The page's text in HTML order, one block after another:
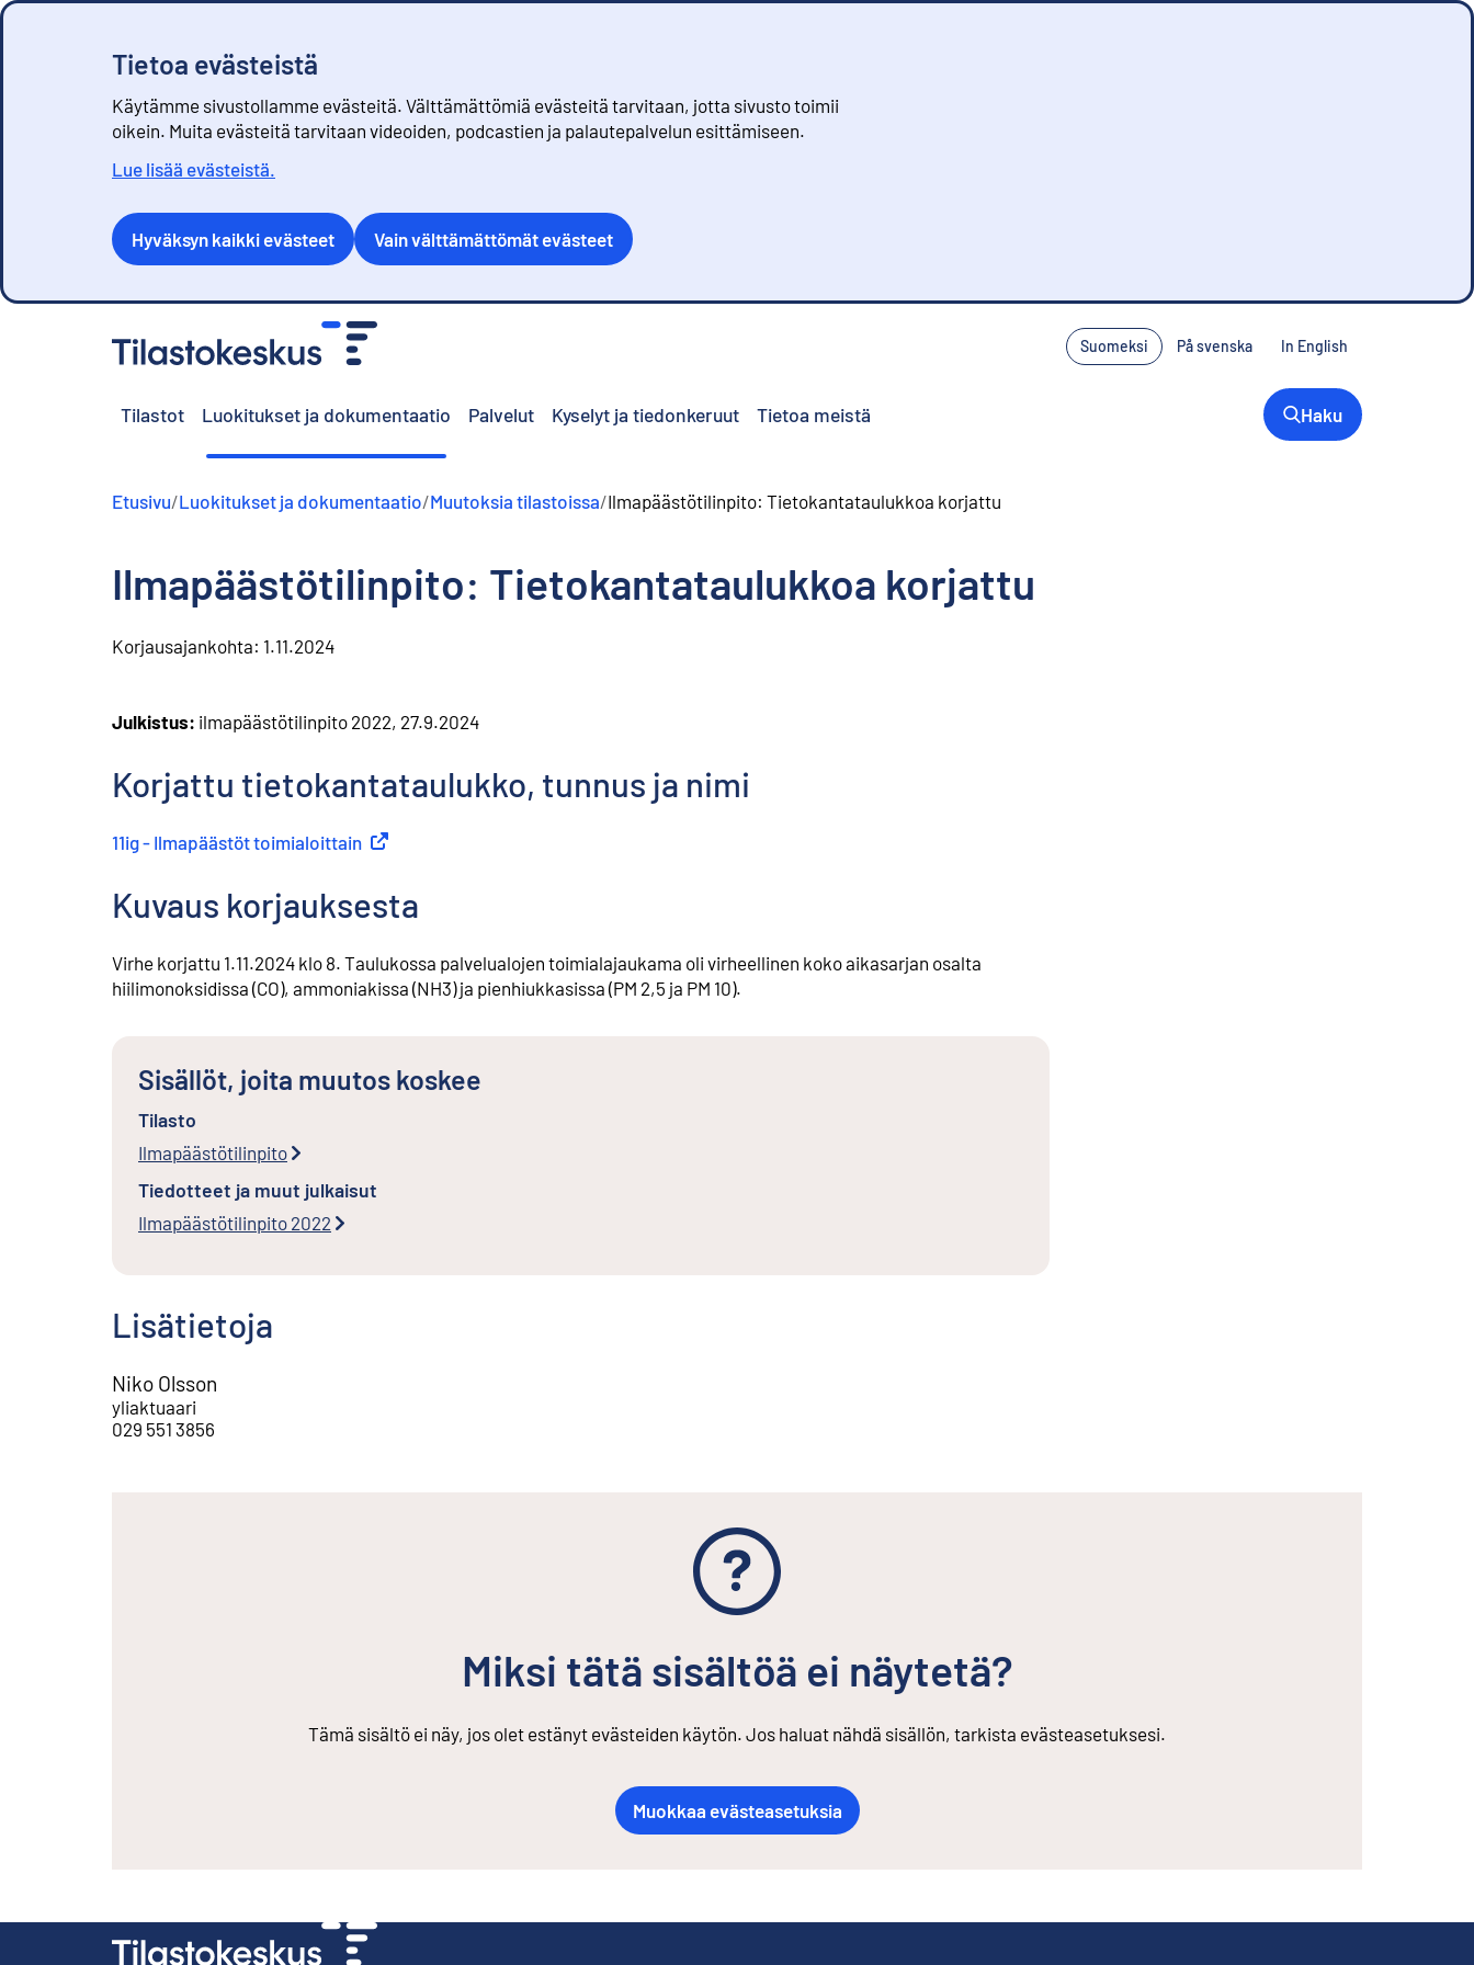
Tietoa evästeistä
Käytämme sivustollamme evästeitä. Välttämättömiä evästeitä tarvitaan, jotta sivusto toimii
oikein. Muita evästeitä tarvitaan videoiden, podcastien ja palautepalvelun esittämiseen.
Lue lisää evästeistä.
Hyväksyn kaikki evästeet Vain välttämättömät evästeet
Suomeksi På svenska In English
Tilastot Luokitukset ja dokumentaatio Palvelut Kyselyt ja tiedonkeruut Tietoa meistä Haku
Etusivu/Luokitukset ja dokumentaatio/Muutoksia tilastoissa/Ilmapäästötilinpito: Tietokantataulukkoa korjattu
Ilmapäästötilinpito: Tietokantataulukkoa korjattu
Korjausajankohta: 1.11.2024
Julkistus: ilmapäästötilinpito 2022, 27.9.2024
Korjattu tietokantataulukko, tunnus ja nimi
11ig - Ilmapäästöt toimialoittain Ulkoinen linkki
Kuvaus korjauksesta
Virhe korjattu 1.11.2024 klo 8. Taulukossa palvelualojen toimialajaukama oli virheellinen koko aikasarjan osalta
hiilimonoksidissa (CO), ammoniakissa (NH3) ja pienhiukkasissa (PM 2,5 ja PM 10).
Sisällöt, joita muutos koskee
Tilasto
Ilmapäästötilinpito
Tiedotteet ja muut julkaisut
Ilmapäästötilinpito 2022
Lisätietoja
Niko Olsson
yliaktuaari
029 551 3856
Miksi tätä sisältöä ei näytetä?
Tämä sisältö ei näy, jos olet estänyt evästeiden käytön. Jos haluat nähdä sisällön, tarkista evästeasetuksesi.
Muokkaa evästeasetuksia